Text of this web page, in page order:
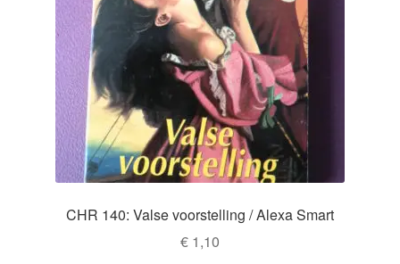
CHR 140: Valse voorstelling / Alexa Smart
€ 1,10